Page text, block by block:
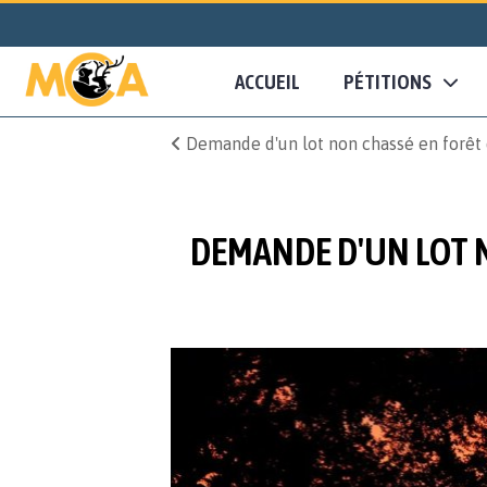
ACCUEIL PÉTITIONS
Demande d'un lot non chassé en
DEMANDE D'UN LOT